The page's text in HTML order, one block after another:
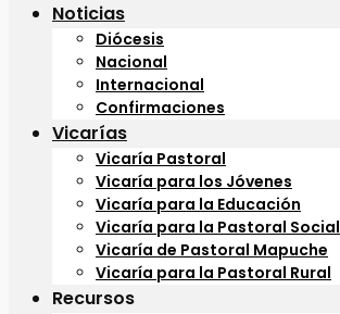
Noticias
Diócesis
Nacional
Internacional
Confirmaciones
Vicarías
Vicaría Pastoral
Vicaría para los Jóvenes
Vicaría para la Educación
Vicaría para la Pastoral Social
Vicaría de Pastoral Mapuche
Vicaría para la Pastoral Rural
Recursos